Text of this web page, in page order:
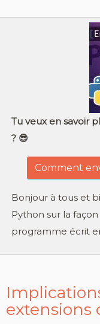
Tu veux en savoir
? 😎
Comment
Bonjour à tous et
Python sur la
programme écrit
extensions